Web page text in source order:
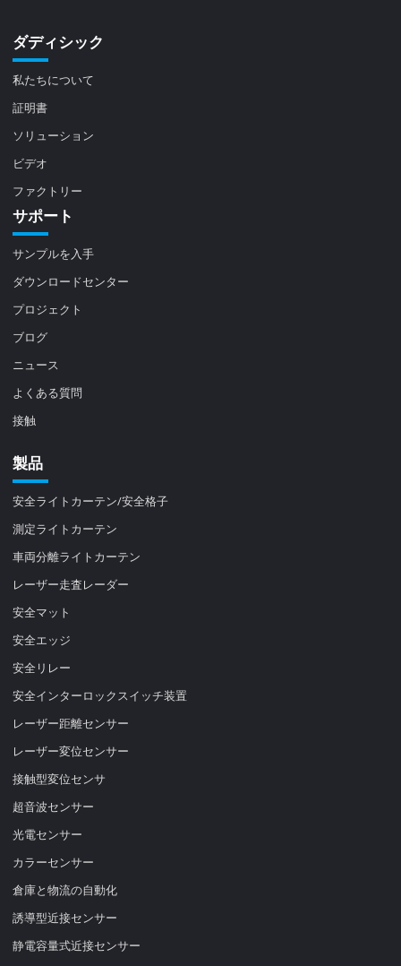
ダディシック
私たちについて
証明書
ソリューション
ビデオ
ファクトリー
サポート
サンプルを入手
ダウンロードセンター
プロジェクト
ブログ
ニュース
よくある質問
接触
製品
安全ライトカーテン/安全格子
測定ライトカーテン
車両分離ライトカーテン
レーザー走査レーダー
安全マット
安全エッジ
安全リレー
安全インターロックスイッチ装置
レーザー距離センサー
レーザー変位センサー
接触型変位センサ
超音波センサー
光電センサー
カラーセンサー
倉庫と物流の自動化
誘導型近接センサー
静電容量式近接センサー